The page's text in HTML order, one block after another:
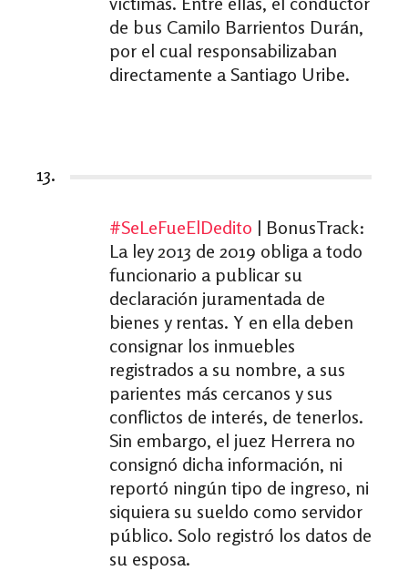
de bus Camilo Barrientos Durán,
por el cual responsabilizaban
directamente a Santiago Uribe.
13.
#SeLeFueElDedito | BonusTrack:
La ley 2013 de 2019 obliga a todo
funcionario a publicar su
declaración juramentada de
bienes y rentas. Y en ella deben
consignar los inmuebles
registrados a su nombre, a sus
parientes más cercanos y sus
conflictos de interés, de tenerlos.
Sin embargo, el juez Herrera no
consignó dicha información, ni
reportó ningún tipo de ingreso, ni
siquiera su sueldo como servidor
público. Solo registró los datos de
su esposa.